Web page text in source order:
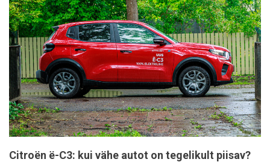
Citroën ë-C3: kui vähe autot on tegelikult piisav?